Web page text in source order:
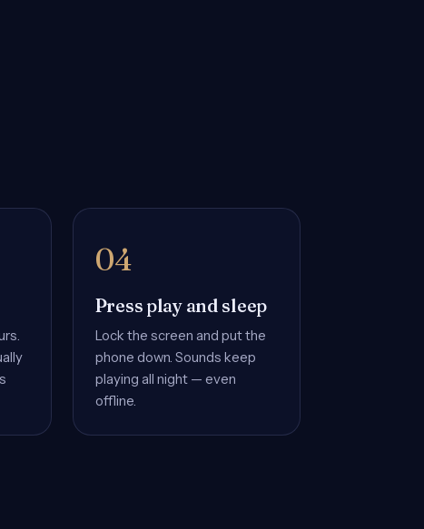
Press play and sleep
Lock the screen and put the
phone down. Sounds keep
playing all night — even
offline.